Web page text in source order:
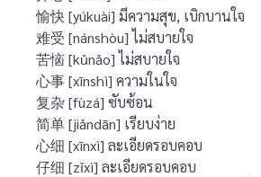
愉快 [yúkuài] มีความสุข, เบิกบานใจ
难受 [nánshòu] ไม่สบายใจ
苦恼 [kǔnǎo] ไม่สบายใจ
心事 [xīnshì] ความในใจ
复杂 [fùzá] ซับซ้อน
简单 [jiǎndān] เรียบง่าย
心细 [xīnxì] ละเอียดรอบคอบ
仔细 [zǐxì] ละเอียดรอบคอบ